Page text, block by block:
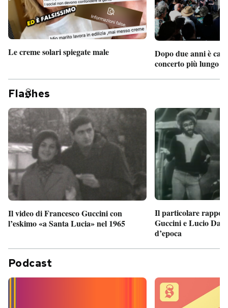
Le creme solari spiegate male
Dopo due anni è
concerto più lungo
Fla hes
Il video di Francesco Guccini con
l’eskimo «a Santa Lucia» nel 1965
Il particolare
Guccini e Lucio
d’epoca
Podcast